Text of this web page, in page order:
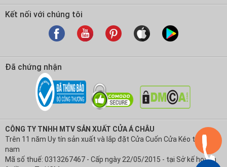
Kết nối với chúng tôi
Đã chứng nhận
CÔNG TY TNHH MTV SẢN XUẤT CỬA Á CHÂU
Trên 11 năm Uy tín sản xuất và lắp đặt Cửa Cuốn Cửa Kéo tại Việt
nam
Mã số thuế: 0313267467 - Cấp ngày 22/05/2015 - tại Sở kế hoạch